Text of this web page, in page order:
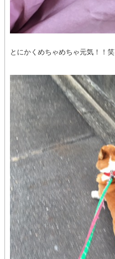
とにかくめちゃめちゃ元気！！笑